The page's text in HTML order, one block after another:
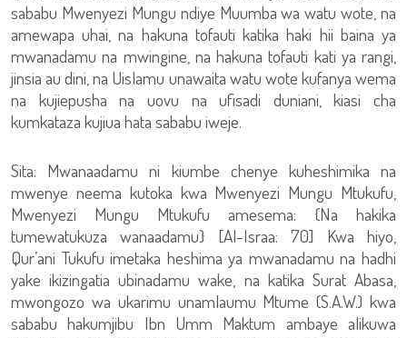
sababu Mwenyezi Mungu ndiye Muumba wa watu wote, na
amewapa uhai, na hakuna tofauti katika haki hii baina ya
mwanadamu na mwingine, na hakuna tofauti kati ya rangi,
jinsia au dini, na Uislamu unawaita watu wote kufanya wema
na kujiepusha na uovu na ufisadi duniani, kiasi cha
kumkataza kujiua hata sababu iweje.
Sita: Mwanaadamu ni kiumbe chenye kuheshimika na
mwenye neema kutoka kwa Mwenyezi Mungu Mtukufu,
Mwenyezi Mungu Mtukufu amesema: {Na hakika
tumewatukuza wanaadamu} [Al-Israa: 70] Kwa hiyo,
Qur’ani Tukufu imetaka heshima ya mwanadamu na hadhi
yake ikizingatia ubinadamu wake, na katika Surat Abasa,
mwongozo wa ukarimu unamlaumu Mtume (S.A.W.) kwa
sababu hakumjibu Ibn Umm Maktum ambaye alikuwa